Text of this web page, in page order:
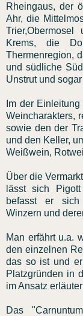
Rheingaus, der
Ahr, die
Krems, die
Thermenregion,
und südliche
Unstrut und
Im der
Weincharakters,
sowie den der
und den Keller,
Weißwein,
Über die
lässt sich
befasst er sich
Winzern und
Man erfährt u.a.
den einzelnen
das so ist und
Platzgründen in
im Ansatz
Das